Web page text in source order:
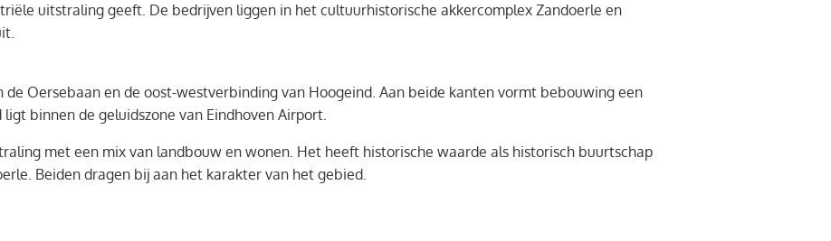
uitstraling geeft. De bedrijven liggen in het cultuurhistorische akkercomplex Zandoerle en
de Oersebaan en de oost-westverbinding van Hoogeind. Aan beide kanten vormt bebouwing een
binnen de geluidszone van Eindhoven Airport.
met een mix van landbouw en wonen. Het heeft historische waarde als historisch buurtschap
Beiden dragen bij aan het karakter van het gebied.